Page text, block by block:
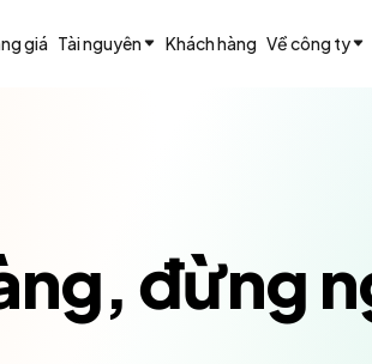
giá Tài nguyên Khách hàng Về công ty
đừng